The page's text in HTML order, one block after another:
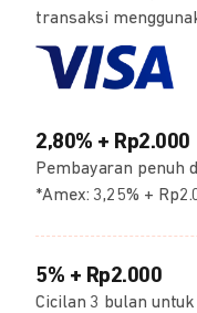
transaksi
2,80% + Rp2.000
Pembayaran penuh
*Amex: 3,25% +
5% + Rp2.000
Cicilan 3 bulan